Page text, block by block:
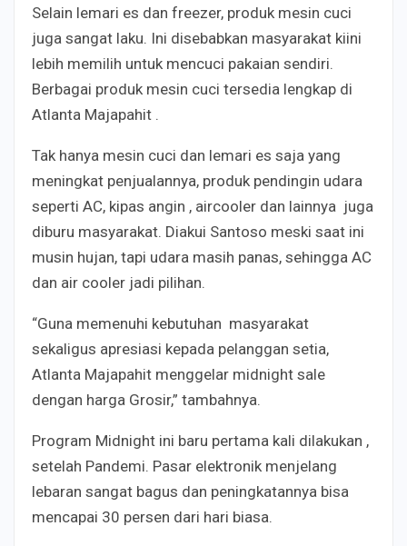
Selain lemari es dan freezer, produk mesin cuci
juga sangat laku. Ini disebabkan masyarakat kiini
lebih memilih untuk mencuci pakaian sendiri.
Berbagai produk mesin cuci tersedia lengkap di
Atlanta Majapahit .
Tak hanya mesin cuci dan lemari es saja yang
meningkat penjualannya, produk pendingin udara
seperti AC, kipas angin , aircooler dan lainnya juga
diburu masyarakat. Diakui Santoso meski saat ini
musin hujan, tapi udara masih panas, sehingga AC
dan air cooler jadi pilihan.
“Guna memenuhi kebutuhan masyarakat
sekaligus apresiasi kepada pelanggan setia,
Atlanta Majapahit menggelar midnight sale
dengan harga Grosir,” tambahnya.
Program Midnight ini baru pertama kali dilakukan ,
setelah Pandemi. Pasar elektronik menjelang
lebaran sangat bagus dan peningkatannya bisa
mencapai 30 persen dari hari biasa.